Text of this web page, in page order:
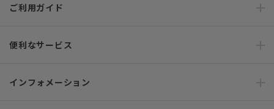
ご利用ガイド
便利なサービス
インフォメーション